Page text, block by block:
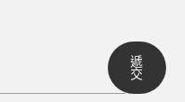
遞
交